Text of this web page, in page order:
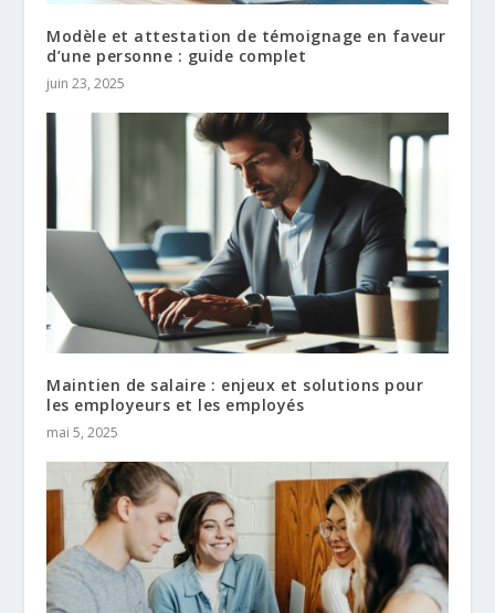
Modèle et attestation de témoignage en faveur
d’une personne : guide complet
juin 23, 2025
Maintien de salaire : enjeux et solutions pour
les employeurs et les employés
mai 5, 2025